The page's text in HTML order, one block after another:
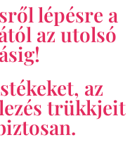
lépésre a
az utolsó
az
trükkjeit